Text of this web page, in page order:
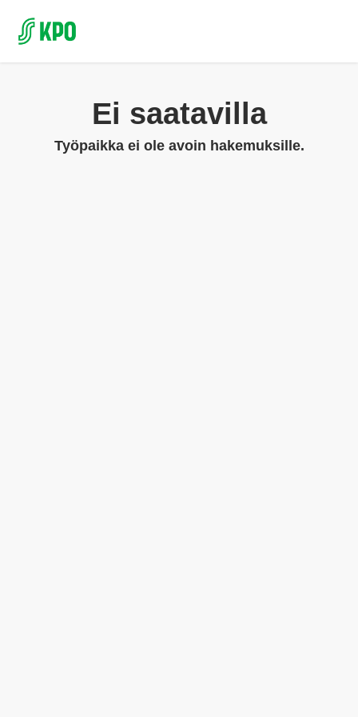
Ei saatavilla
Työpaikka ei ole avoin hakemuksille.